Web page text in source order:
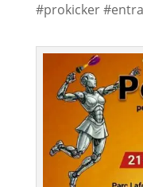
#prokicker